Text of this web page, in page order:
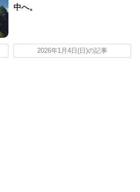
中へ。
2026年1月4日(日)の記事